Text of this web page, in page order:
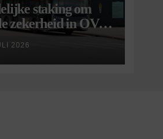
staking om
zekerheid in OV
voor 9
2026